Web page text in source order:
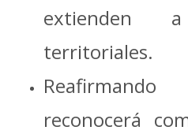
extienden
territoriales.
reconocerá